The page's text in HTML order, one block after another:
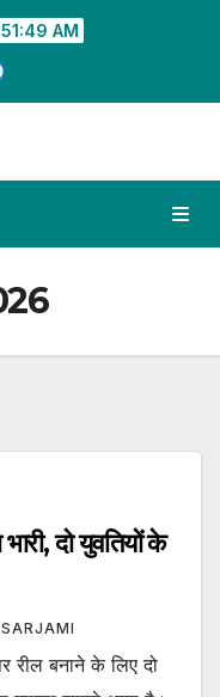
AM
दो युवतियों के
रील बनाने के लिए दो